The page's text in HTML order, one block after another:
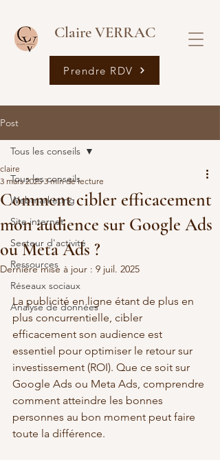
Claire VERRAC
Prendre RDV
Post
Tous les conseils
Webmarketing
Site internet
Secteur d'activité
Ressources
Réseaux sociaux
Analyse de données
Tous les conseils
Comment cibler efficacement
mon audience sur Google Ads
ou Meta Ads ?
claire
3 mars 2025 3 min de lecture
Dernière mise à jour : 9 juil. 2025
La publicité en ligne étant de plus en
plus concurrentielle, cibler
efficacement son audience est
essentiel pour optimiser le retour sur
investissement (ROI). Que ce soit sur
Google Ads ou Meta Ads, comprendre
comment atteindre les bonnes
personnes au bon moment peut faire
toute la différence.